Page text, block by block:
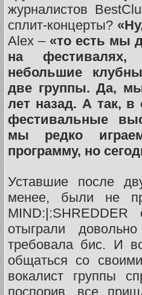
журналистов
сплит-концерты?
Alex – «то есть мы
на
небольшие
две группы. Да,
лет назад. А так,
фестивальные
мы редко
программу, но
Уставшие после
менее, были не
отыграли
требовала бис. И
общаться со
вокалист группы
поспорив, все